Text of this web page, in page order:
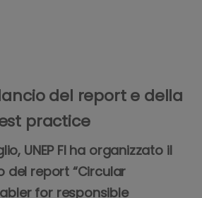
del report e della
practice
UNEP FI ha organizzato il
del report “Circular
for responsible